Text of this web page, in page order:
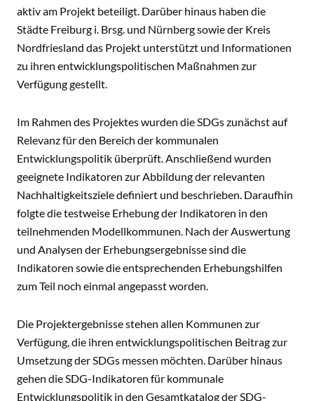
aktiv am Projekt beteiligt. Darüber hinaus haben die
Städte Freiburg i. Brsg. und Nürnberg sowie der Kreis
Nordfriesland das Projekt unterstützt und Informationen
zu ihren entwicklungspolitischen Maßnahmen zur
Verfügung gestellt.
Im Rahmen des Projektes wurden die SDGs zunächst auf
Relevanz für den Bereich der kommunalen
Entwicklungspolitik überprüft. Anschließend wurden
geeignete Indikatoren zur Abbildung der relevanten
Nachhaltigkeitsziele definiert und beschrieben. Daraufhin
folgte die testweise Erhebung der Indikatoren in den
teilnehmenden Modellkommunen. Nach der Auswertung
und Analysen der Erhebungsergebnisse sind die
Indikatoren sowie die entsprechenden Erhebungshilfen
zum Teil noch einmal angepasst worden.
Die Projektergebnisse stehen allen Kommunen zur
Verfügung, die ihren entwicklungspolitischen Beitrag zur
Umsetzung der SDGs messen möchten. Darüber hinaus
gehen die SDG-Indikatoren für kommunale
Entwicklungspolitik in den Gesamtkatalog der SDG-